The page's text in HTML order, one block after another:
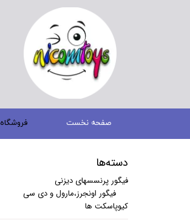
صفحه نخست فروشگاه
دسته‌ها
فیگور پرنسسهای دیزنی
فیگور اونجرز،مارول و دی سی
کیوپاسکت ها